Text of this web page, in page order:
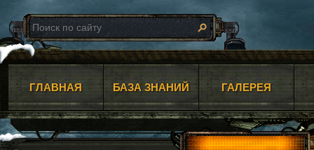
ГЛАВНАЯ БАЗА ЗНАНИЙ ГАЛЕРЕЯ